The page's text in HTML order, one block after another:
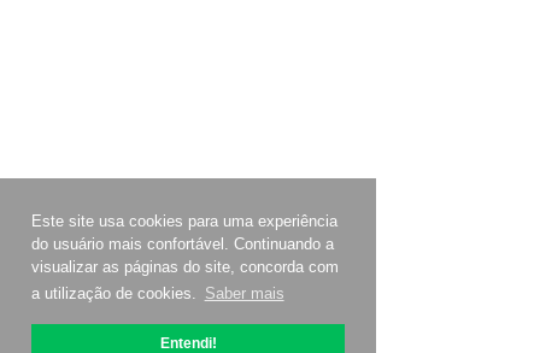
Este site usa cookies para uma experiência
do usuário mais confortável. Continuando a
visualizar as páginas do site, concorda com
a utilização de cookies. Saber mais
Entendi!